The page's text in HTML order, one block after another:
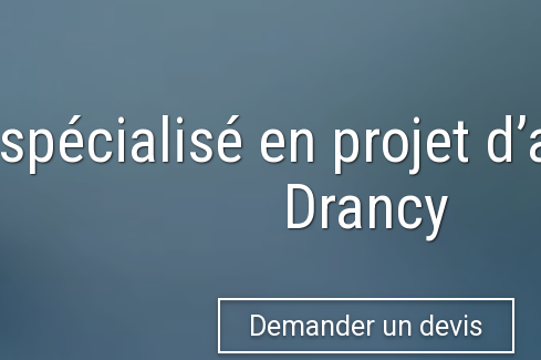
en projet
Drancy
Demander un devis